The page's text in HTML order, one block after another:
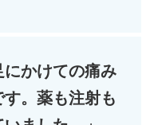
にかけての痛み
。薬も注射も